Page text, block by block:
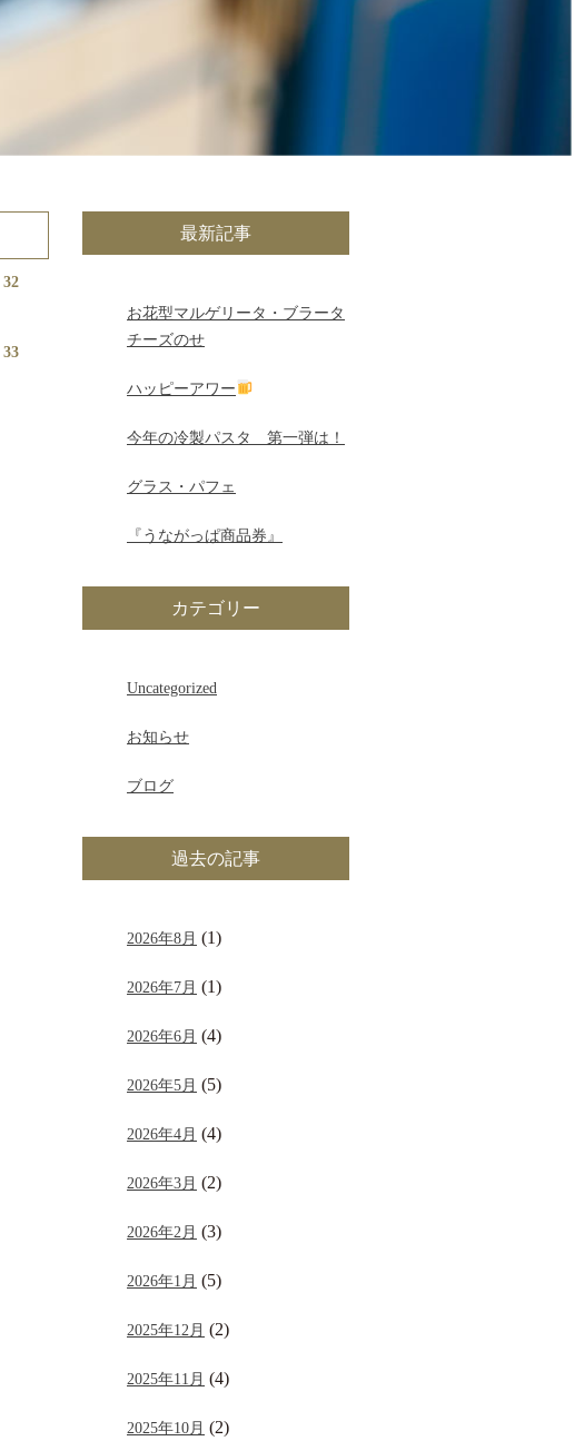
32
33
最新記事
お花型マルゲリータ・ブラータ
チーズのせ
ハッピーアワー
今年の冷製パスタ 第一弾は！
グラス・パフェ
『うながっぱ商品券』
カテゴリー
Uncategorized
お知らせ
ブログ
過去の記事
2026年8月 (1)
2026年7月 (1)
2026年6月 (4)
2026年5月 (5)
2026年4月 (4)
2026年3月 (2)
2026年2月 (3)
2026年1月 (5)
2025年12月 (2)
2025年11月 (4)
2025年10月 (2)